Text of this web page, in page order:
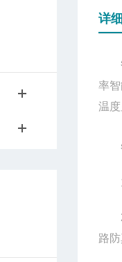
详
率
温
1
2
路